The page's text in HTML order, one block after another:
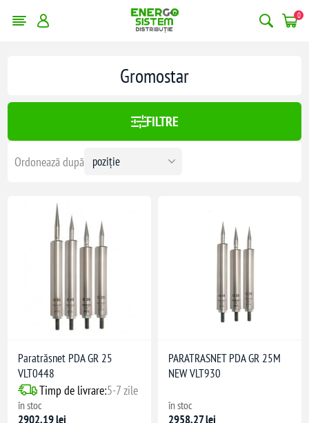
0
filtrele
Gromostar
FILTRE
Ordonează după
Paratrăsnet PDA GR 25
VLT0448
Timp de livrare:5-7 zile
în stoc
2902,19 lei
PARATRASNET PDA GR 25M
NEW VLT930
în stoc
2958,27 lei